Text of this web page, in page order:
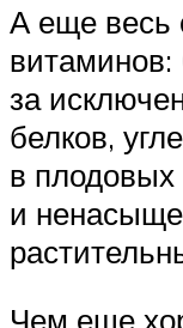
А еще весь
витаминов:
за
белков,
в
и
Чем еще